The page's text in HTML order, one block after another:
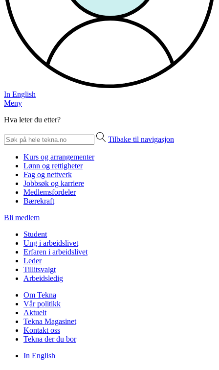
In English
Meny
Hva leter du etter?
Tilbake til navigasjon
Kurs og arrangementer
Lønn og rettigheter
Fag og nettverk
Jobbsøk og karriere
Medlemsfordeler
Bærekraft
Bli medlem
Student
Ung i arbeidslivet
Erfaren i arbeidslivet
Leder
Tillitsvalgt
Arbeidsledig
Om Tekna
Vår politikk
Aktuelt
Tekna Magasinet
Kontakt oss
Tekna der du bor
In English